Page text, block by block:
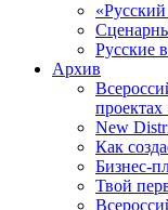
Русские
Архив
New
Как
Бизнес-
Твой